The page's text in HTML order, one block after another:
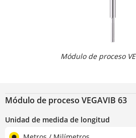
Módulo de proceso
Módulo de proceso VEGAVIB 63
Unidad de medida de longitud